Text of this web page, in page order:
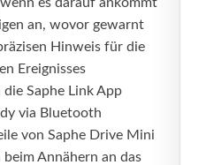
an, wovor gewarnt
Hinweis für die
Ereignisses
Saphe Link App
via Bluetooth
von Saphe Drive Mini
Annähern an das